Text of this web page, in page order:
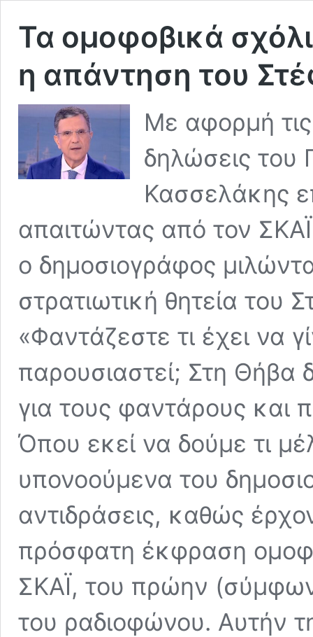
Τα ομοφοβικά
η απάντηση του
Με αφορμή
δηλώσεις του
Κασσελάκης
απαιτώντας από τον
ο δημοσιογράφος
στρατιωτική θητεία του
«Φαντάζεστε τι έχει να
παρουσιαστεί; Στη Θήβα
για τους φαντάρους και
Όπου εκεί να δούμε τι
υπονοούμενα του
αντιδράσεις, καθώς
πρόσφατη έκφραση
ΣΚΑΪ, του πρώην
του ραδιοφώνου. Αυτήν